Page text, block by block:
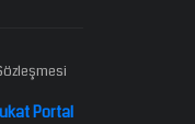
Portal